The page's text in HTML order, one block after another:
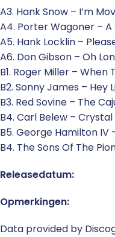
A3. Hank Snow – I’m
A4. Porter Wagoner – A
A5. Hank Locklin –
A6. Don Gibson – Oh
B1. Roger Miller – When
B2. Sonny James – Hey
B3. Red Sovine – The
B4. Carl Belew –
B5. George Hamilton IV
B4. The Sons Of The
Releasedatum:
Opmerkingen:
Data provided by